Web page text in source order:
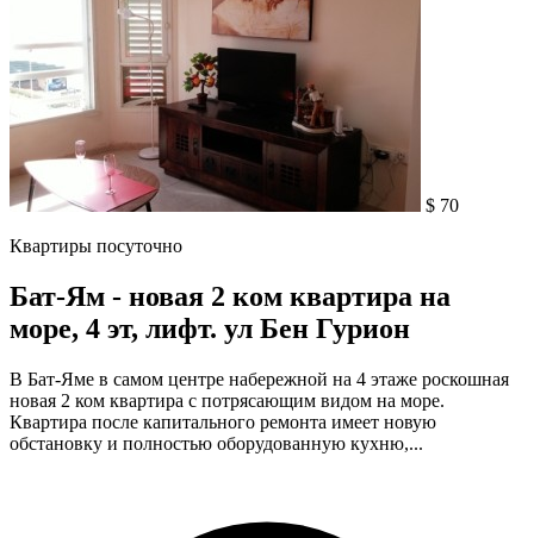
$ 70
Квартиры посуточно
Бат-Ям - новая 2 ком квартира на
море, 4 эт, лифт. ул Бен Гурион
В Бат-Яме в самом центре набережной на 4 этаже роскошная
новая 2 ком квартира с потрясающим видом на море.
Квартира после капитального ремонта имеет новую
обстановку и полностью оборудованную кухню,...